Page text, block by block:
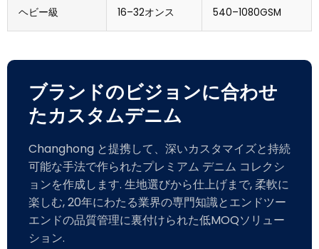
ヘビー級 16–32オンス 540–1080GSM
ブランドのビジョンに合わせ
たカスタムデニム
Changhong と提携して、深いカスタマイズと持続
可能な手法で作られたプレミアム デニム コレクシ
ョンを作成します. 生地選びから仕上げまで, 柔軟に
楽しむ, 20年にわたる業界の専門知識とエンドツー
エンドの品質管理に裏付けられた低MOQソリュー
ション.